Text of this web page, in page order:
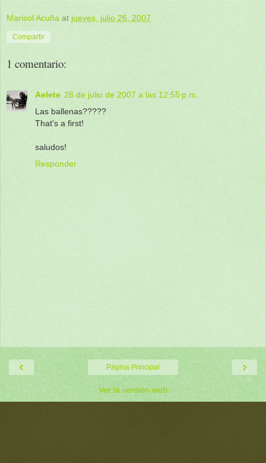
Marisol Acuña at jueves, julio 26, 2007
Compartir
1 comentario:
Aelete 28 de julio de 2007 a las 12:55 p.m.
Las ballenas?????
That's a first!
saludos!
Responder
‹ ›
Página Principal
Ver la versión web